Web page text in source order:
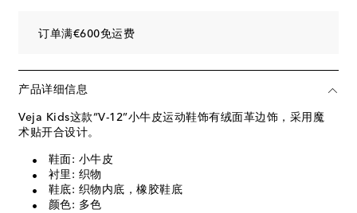
订单满€600免运费
产品详细信息
Veja Kids这款“V-12”小牛皮运动鞋饰有绒面革边饰，采用魔
术贴开合设计。
鞋面: 小牛皮
衬里: 织物
鞋底: 织物内底，橡胶鞋底
颜色: 多色